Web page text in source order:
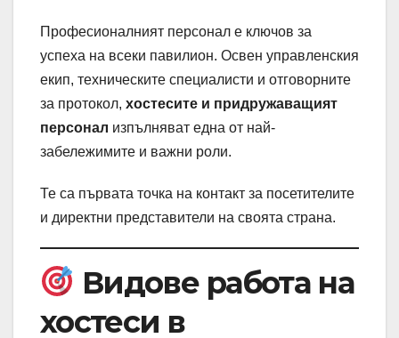
Професионалният персонал е ключов за
успеха на всеки павилион. Освен управленския
екип, техническите специалисти и отговорните
за протокол, хостесите и придружаващият
персонал изпълняват една от най-
забележимите и важни роли.
Те са първата точка на контакт за посетителите
и директни представители на своята страна.
Видове работа на
хостеси в